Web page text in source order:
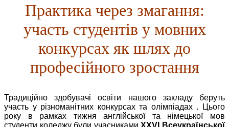
Практика через змагання:
участь студентів у мовних
конкурсах як шлях до
професійного зростання
Традиційно здобувачі освіти нашого закладу беруть
участь у різноманітних конкурсах та олімпіадах . Цього
року в рамках тижня англійської та німецької мов
студенти коледжу були учасникамиXXVI Всеукраїнської